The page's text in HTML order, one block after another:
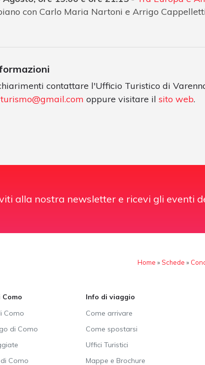
con Carlo Maria Nartoni e Arrigo
contattare l'Ufficio Turistico di
oppure visitare il sito web.
alla nostra newsletter e ricevi gli eventi
Home »Schede »
Como
di Como
Como
Info di viaggio
Come arrivare
Come spostarsi
Uffici Turistici
Mappe e Brochure